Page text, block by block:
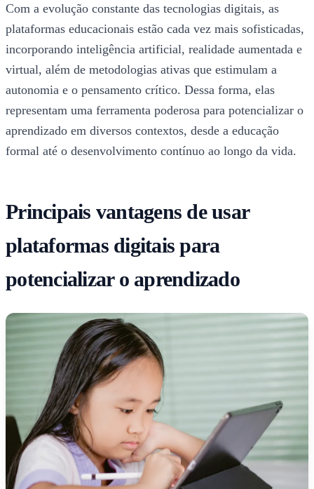
Com a evolução constante das tecnologias digitais, as
plataformas educacionais estão cada vez mais sofisticadas,
incorporando inteligência artificial, realidade aumentada e
virtual, além de metodologias ativas que estimulam a
autonomia e o pensamento crítico. Dessa forma, elas
representam uma ferramenta poderosa para potencializar o
aprendizado em diversos contextos, desde a educação
formal até o desenvolvimento contínuo ao longo da vida.
Principais vantagens de usar
plataformas digitais para
potencializar o aprendizado